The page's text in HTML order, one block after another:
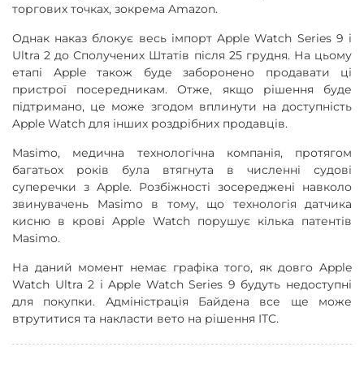
торгових точках, зокрема Amazon.
Однак наказ блокує весь імпорт Apple Watch Series 9 і
Ultra 2 до Сполучених Штатів після 25 грудня. На цьому
етапі Apple також буде заборонено продавати ці
пристрої посередникам. Отже, якщо рішення буде
підтримано, це може згодом вплинути на доступність
Apple Watch для інших роздрібних продавців.
Masimo, медична технологічна компанія, протягом
багатьох років була втягнута в численні судові
суперечки з Apple. Розбіжності зосереджені навколо
звинувачень Masimo в тому, що технологія датчика
кисню в крові Apple Watch порушує кілька патентів
Masimo.
На даний момент немає графіка того, як довго Apple
Watch Ultra 2 і Apple Watch Series 9 будуть недоступні
для покупки. Адміністрація Байдена все ще може
втрутитися та накласти вето на рішення ITC.